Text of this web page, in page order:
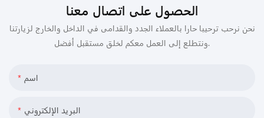
الحصول على اتصال معنا
نحن نرحب ترحيبا حارا بالعملاء الجدد والقدامى في الداخل والخارج لزيارتنا
ونتطلع إلى العمل معكم لخلق مستقبل أفضل.
اسم
البريد الإلكتروني